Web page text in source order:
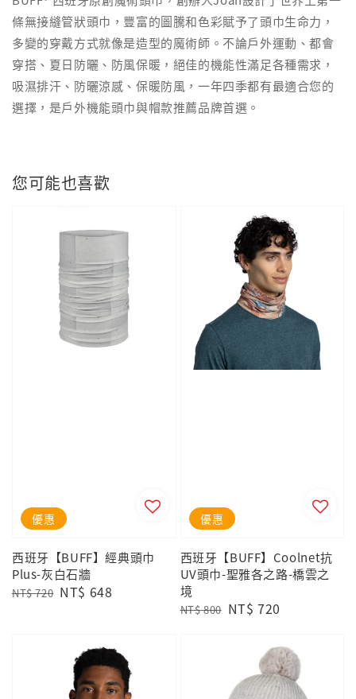
條無接縫管狀頭巾，豐富的圖騰和色彩賦予了頭巾生命力，
多變的穿戴方式就像是造型的魔術師。不論戶外運動、都會
穿搭、夏日防曬、防風保暖，絕佳的機能性滿足各種需求，
吸濕排汗、防曬涼感、保暖防風，一年四季都有最適合您的
選擇，是戶外機能頭巾與帽款推薦品牌首選。
您可能也喜歡
優惠
西班牙【BUFF】經典頭巾
Plus-灰白石牆
Regular
NT$ 720 Sale
NT$ 648
優惠
西班牙【BUFF】Coolnet抗
UV頭巾-聖雅各之路-橋雲之
境
Regular
NT$ 800 Sale
NT$ 720